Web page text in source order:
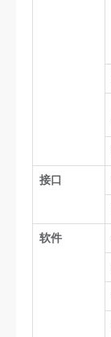
接口
软件